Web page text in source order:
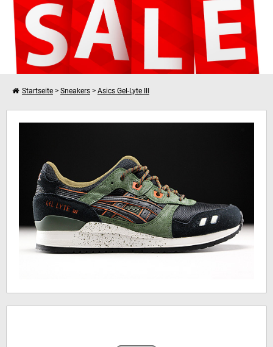
Dein Warenkorb ist leer!
Weiter einkaufen
Startseite > Sneakers > Asics Gel-Lyte III
Asics Gel Lyte III